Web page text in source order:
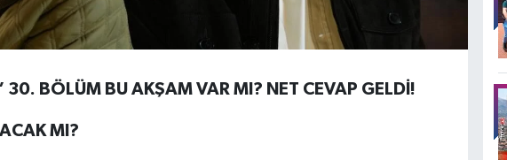
30. BÖLÜM BU AKŞAM VAR MI? NET CEVAP GELDİ!
MI?